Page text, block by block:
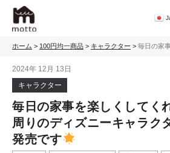
ホーム > 100円均一商品 > キャラクター > 毎日の家
2024年 12月 13日
キャラクター
毎日の家事を楽しくしてく
周りのディズニーキャラク
発売です